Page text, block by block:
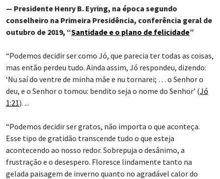
— Presidente Henry B. Eyring, na época segundo
conselheiro na Primeira Presidência, conferência geral de
outubro de 2019, “Santidade e o plano de felicidade”
“Podemos decidir ser como Jó, que parecia ter todas as coisas,
mas então perdeu tudo. Ainda assim, Jó respondeu, dizendo:
‘Nu saí do ventre de minha mãe e nu tornarei; … o Senhor o
deu, e o Senhor o tomou: bendito seja o nome do Senhor’ (Jó
1:21). ...
“Podemos decidir ser gratos, não importa o que aconteça.
Esse tipo de gratidão transcende tudo o que esteja
acontecendo ao nosso redor. Sobrepuja o desânimo, a
frustração e o desespero. Floresce lindamente tanto na
gelada paisagem de inverno quanto no agradável calor do